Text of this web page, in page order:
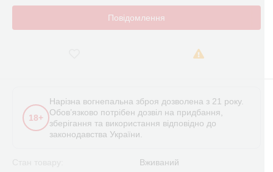
Повідомлення
18+
Нарізна вогнепальна зброя дозволена з 21 року.
Обов’язково потрібен дозвіл на придбання,
зберігання та використання відповідно до
законодавства України.
Вживаний